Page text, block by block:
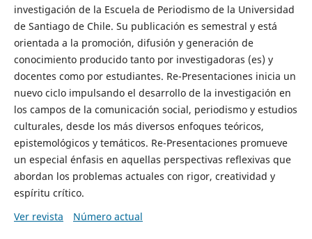
investigación de la Escuela de Periodismo de la Universidad
de Santiago de Chile. Su publicación es semestral y está
orientada a la promoción, difusión y generación de
conocimiento producido tanto por investigadoras (es) y
docentes como por estudiantes. Re-Presentaciones inicia un
nuevo ciclo impulsando el desarrollo de la investigación en
los campos de la comunicación social, periodismo y estudios
culturales, desde los más diversos enfoques teóricos,
epistemológicos y temáticos. Re-Presentaciones promueve
un especial énfasis en aquellas perspectivas reflexivas que
abordan los problemas actuales con rigor, creatividad y
espíritu crítico.
Ver revista
Número actual